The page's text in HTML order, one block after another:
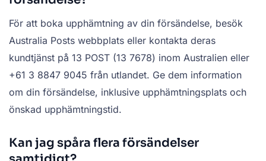
För att boka upphämtning av din försändelse, besök
Australia Posts webbplats eller kontakta deras
kundtjänst på 13 POST (13 7678) inom Australien eller
+61 3 8847 9045 från utlandet. Ge dem information
om din försändelse, inklusive upphämtningsplats och
önskad upphämtningstid.
Kan jag spåra flera försändelser